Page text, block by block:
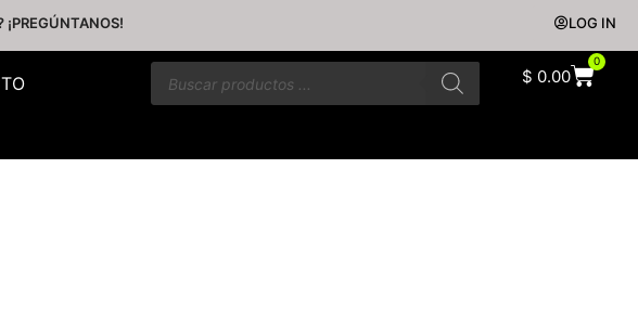
¡PREGÚNTANOS! LOG IN
$ 0.00
0